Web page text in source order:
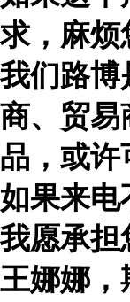
求，麻烦
我们路博
商、贸易
品，或许
如果来电
我愿承担
王娜娜